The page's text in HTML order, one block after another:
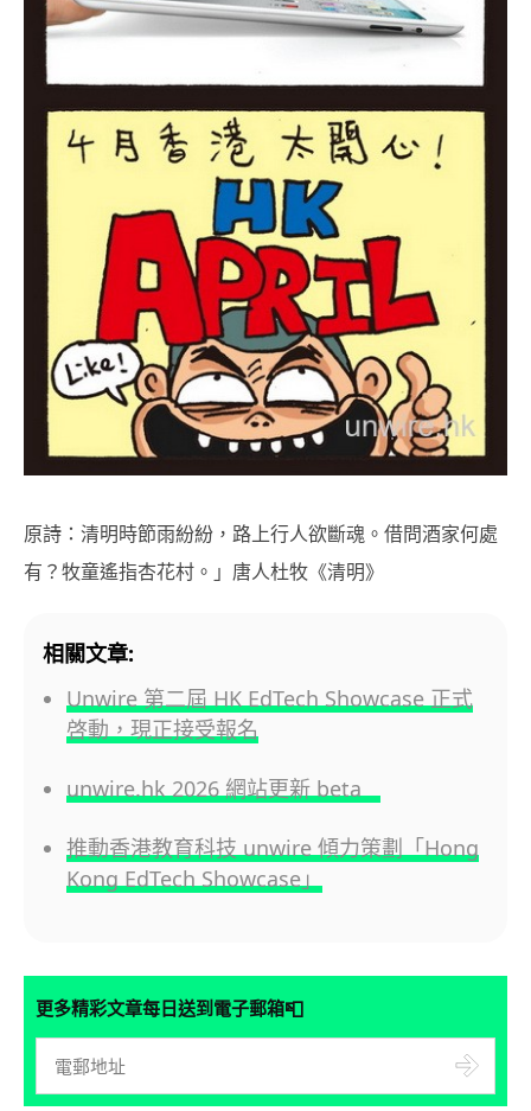
原詩：清明時節雨紛紛，路上行人欲斷魂。借問酒家何處
有？牧童遙指杏花村。」唐人杜牧《清明》
相關文章:
Unwire 第二屆 HK EdTech Showcase 正式
啓動，現正接受報名
unwire.hk 2026 網站更新 beta
推動香港教育科技 unwire 傾力策劃「Hong
Kong EdTech Showcase」
更多精彩文章每日送到電子郵箱📮